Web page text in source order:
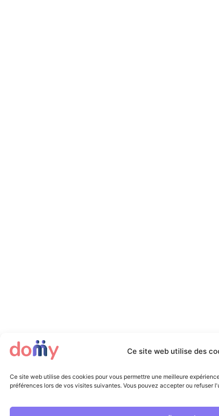
Ce site web utilise des
Ce site web utilise des cookies pour vous permettre une meilleure
préférences lors de vos visites suivantes. Vous pouvez accepter ou refuser